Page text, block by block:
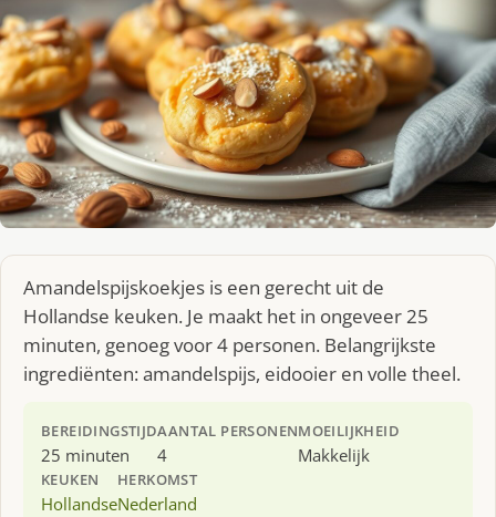
Amandelspijskoekjes is een gerecht uit de
Hollandse keuken. Je maakt het in ongeveer 25
minuten, genoeg voor 4 personen. Belangrijkste
ingrediënten: amandelspijs, eidooier en volle theel.
BEREIDINGSTIJD
25 minuten
AANTAL PERSONEN
4
MOEILIJKHEID
Makkelijk
KEUKEN
Hollandse
HERKOMST
Nederland